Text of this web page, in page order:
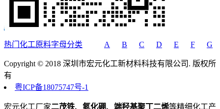
热门化工原料字母分类 A B C D E F G
Copyright © 2018 深圳市宏元化工新材料科技有限公司. 版权所
有
粤ICP备18075747号-1
宏元化工厂家二茂铁、 氮化硼、 端羟基聚丁二烯等精细化工产